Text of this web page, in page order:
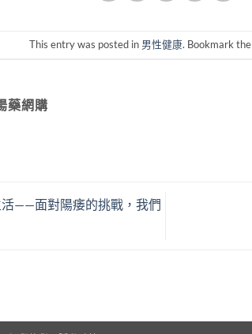
This entry was posted in 男性健康. Bookmark the
藥網購
——面對陽痿的挑戰，我們